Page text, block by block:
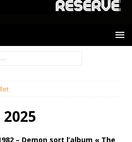
– Demon sort l’album « The